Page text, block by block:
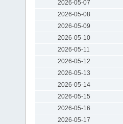
2026-05-07
2026-05-08
2026-05-09
2026-05-10
2026-05-11
2026-05-12
2026-05-13
2026-05-14
2026-05-15
2026-05-16
2026-05-17